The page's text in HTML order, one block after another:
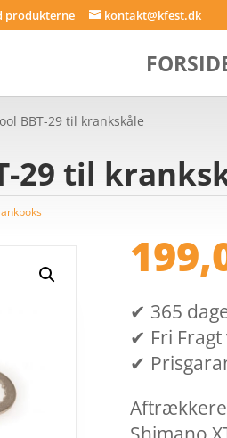
produkterne kontakt@kfest.dk
BBT-29 til krankskåle
29 til
✔ 365
✔ Fri
✔